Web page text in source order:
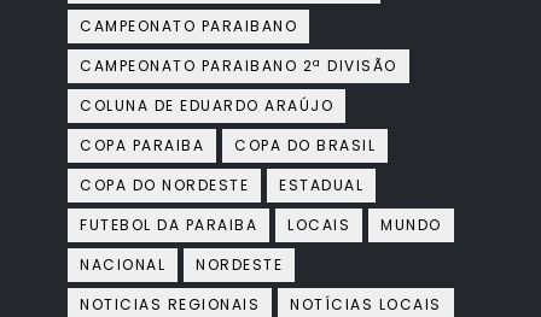
CAMPEONATO PARAIBANO
CAMPEONATO PARAIBANO 2ª DIVISÃO
COLUNA DE EDUARDO ARAÚJO
COPA PARAIBA
COPA DO BRASIL
COPA DO NORDESTE
ESTADUAL
FUTEBOL DA PARAIBA
LOCAIS
MUNDO
NACIONAL
NORDESTE
NOTICIAS REGIONAIS
NOTÍCIAS LOCAIS